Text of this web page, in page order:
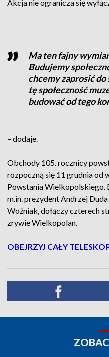
Akcja nie ogranicza się
Ma ten fajny
Budujemy
chcemy zaprosić do
tę społeczność
budować od tego
– dodaje.
Obchody 105. rocznicy
rozpoczną się 11 grudnia od
Powstania Wielkopolskiego.
m.in. prezydent Andrzej
Woźniak, dołączy czterech
zrywie Wielkopolan.
OBEJRZYJ CAŁY